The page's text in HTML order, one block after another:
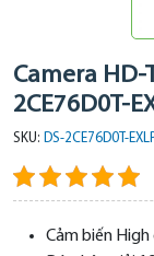
Camera HD-
2CE76D0T-
SKU: DS-2CE76D0T-
Cảm biến